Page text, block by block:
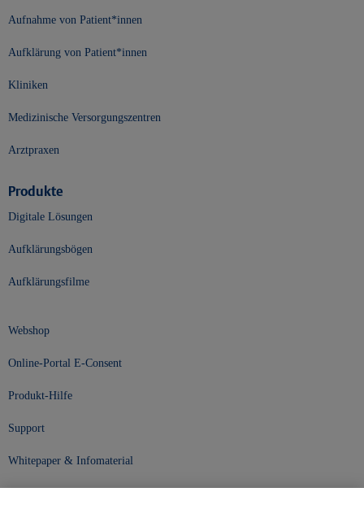
Aufnahme von Patient*innen
Aufklärung von Patient*innen
Kliniken
Medizinische Versorgungszentren
Arztpraxen
Produkte
Digitale Lösungen
Aufklärungsbögen
Aufklärungsfilme
Webshop
Online-Portal E-Consent
Produkt-Hilfe
Support
Whitepaper & Infomaterial